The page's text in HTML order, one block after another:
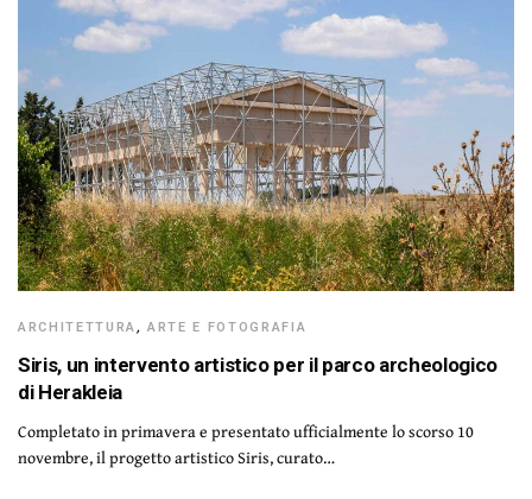
ARCHITETTURA,ARTE E FOTOGRAFIA
Siris, un intervento artistico per il parco archeologico
di Herakleia
Completato in primavera e presentato ufficialmente lo scorso 10
novembre, il progetto artistico Siris, curato…